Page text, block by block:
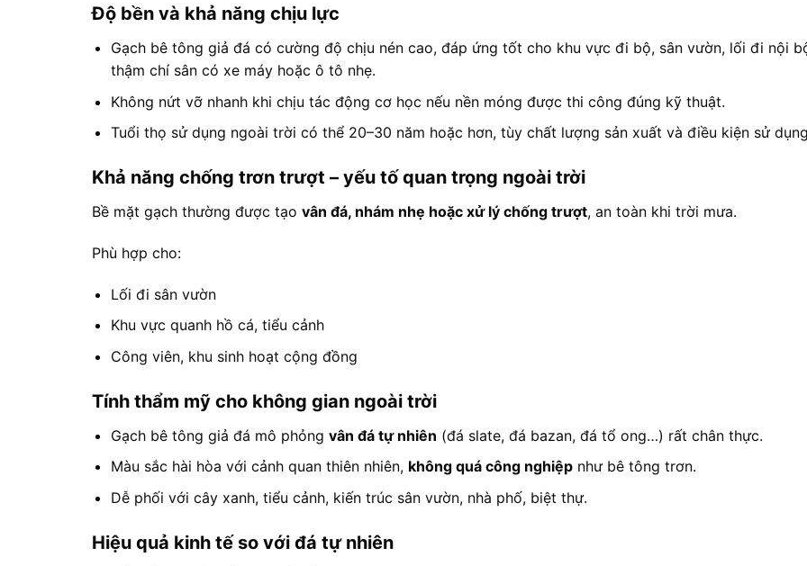
Độ bền và khả năng chịu lực
Gạch bê tông giả đá có cường độ chịu nén cao, đáp ứng tốt cho khu vực đi bộ, sân vườn, lối đi nội
thậm chí sân có xe máy hoặc ô tô nhẹ.
Không nứt vỡ nhanh khi chịu tác động cơ học nếu nền móng được thi công đúng kỹ thuật.
Tuổi thọ sử dụng ngoài trời có thể 20–30 năm hoặc hơn, tùy chất lượng sản xuất và điều kiện sử
Khả năng chống trơn trượt – yếu tố quan trọng ngoài trời
Bề mặt gạch thường được tạo vân đá, nhám nhẹ hoặc xử lý chống trượt, an toàn khi trời mưa.
Phù hợp cho:
Lối đi sân vườn
Khu vực quanh hồ cá, tiểu cảnh
Công viên, khu sinh hoạt cộng đồng
Tính thẩm mỹ cho không gian ngoài trời
Gạch bê tông giả đá mô phỏng vân đá tự nhiên (đá slate, đá bazan, đá tổ ong…) rất chân thực.
Màu sắc hài hòa với cảnh quan thiên nhiên, không quá công nghiệpnhư bê tông trơn.
Dễ phối với cây xanh, tiểu cảnh, kiến trúc sân vườn, nhà phố, biệt thự.
Hiệu quả kinh tế so với đá tự nhiên